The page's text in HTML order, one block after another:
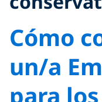
Cómo
un/a
para